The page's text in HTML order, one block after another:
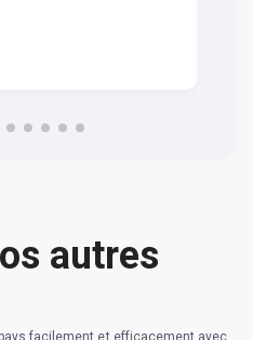
autres